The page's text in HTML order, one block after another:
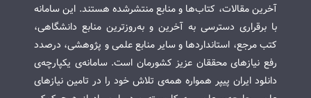
آخرین مقالات، کتاب‌ها و منابع منتشرشده هستند. این سامانه
با برقراری دسترسی به آخرین و به‌روزترین منابع دانشگاهی،
کتب مرجع، استانداردها و سایر منابع علمی و پژوهشی، درصدد
رفع نیازهای محققان عزیز کشورمان است. سامانه‌ی یکپارچه‌ی
دانلود ایران پیپر همواره همه‌ی تلاش خود را در تامین نیازهای